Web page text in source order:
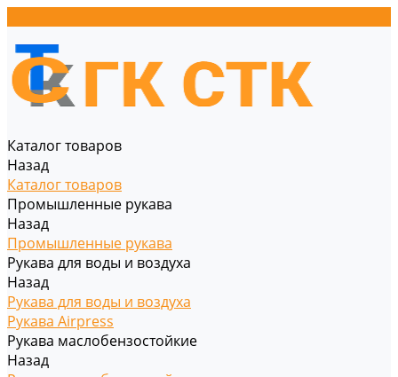
Каталог товаров
Назад
Каталог товаров
Промышленные рукава
Назад
Промышленные рукава
Рукава для воды и воздуха
Назад
Рукава для воды и воздуха
Рукава Airpress
Рукава маслобензостойкие
Назад